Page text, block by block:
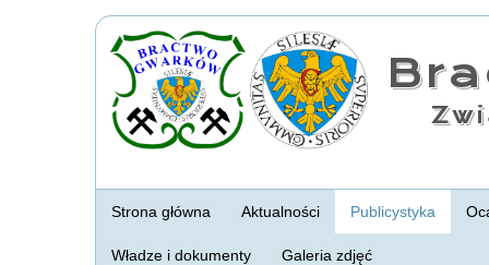
Strona główna Aktualności Publicystyka
Władze i dokumenty Galeria zdjęć